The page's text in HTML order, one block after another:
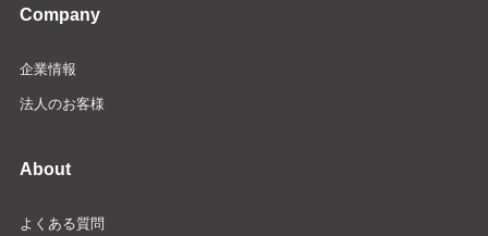
Company
企業情報
法人のお客様
About
よくある質問